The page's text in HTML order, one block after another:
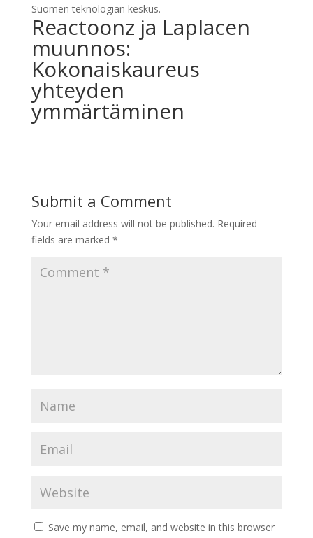
Suomen teknologian keskus.
Reactoonz ja Laplacen
muunnos:
Kokonaiskaureus
yhteyden
ymmärtäminen
Submit a Comment
Your email address will not be published. Required
fields are marked *
Save my name, email, and website in this browser